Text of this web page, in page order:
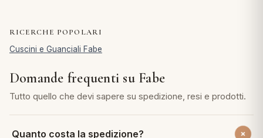
RICERCHE POPOLARI
Cuscini e Guanciali Fabe
Domande frequenti su Fabe
Tutto quello che devi sapere su spedizione, resi e prodotti.
Quanto costa la spedizione?